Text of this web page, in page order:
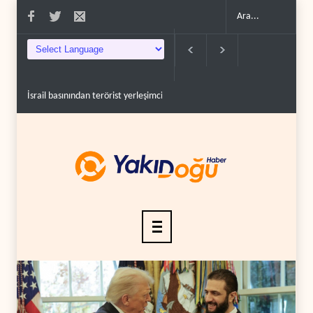
terörist yerleşimcilere destek itiraf..